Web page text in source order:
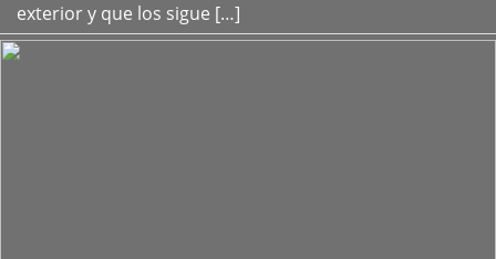
exterior y que los sigue […]